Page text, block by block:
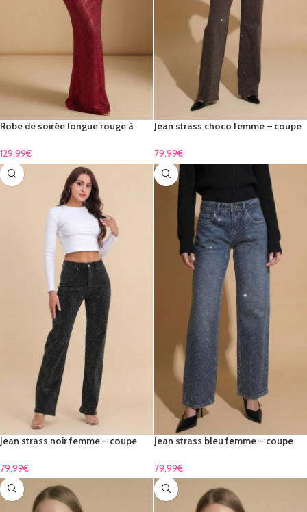
Robe de soirée longue rouge à
129,99€
Jean strass choco femme – coupe
79,99€
Jean strass noir femme – coupe
79,99€
Jean strass bleu femme – coupe
79,99€